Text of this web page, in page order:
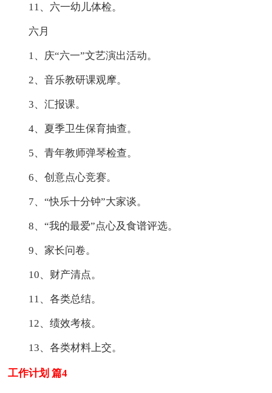
11、六一幼儿体检。
六月
1、庆“六一”文艺演出活动。
2、音乐教研课观摩。
3、汇报课。
4、夏季卫生保育抽查。
5、青年教师弹琴检查。
6、创意点心竞赛。
7、“快乐十分钟”大家谈。
8、“我的最爱”点心及食谱评选。
9、家长问卷。
10、财产清点。
11、各类总结。
12、绩效考核。
13、各类材料上交。
工作计划 篇4